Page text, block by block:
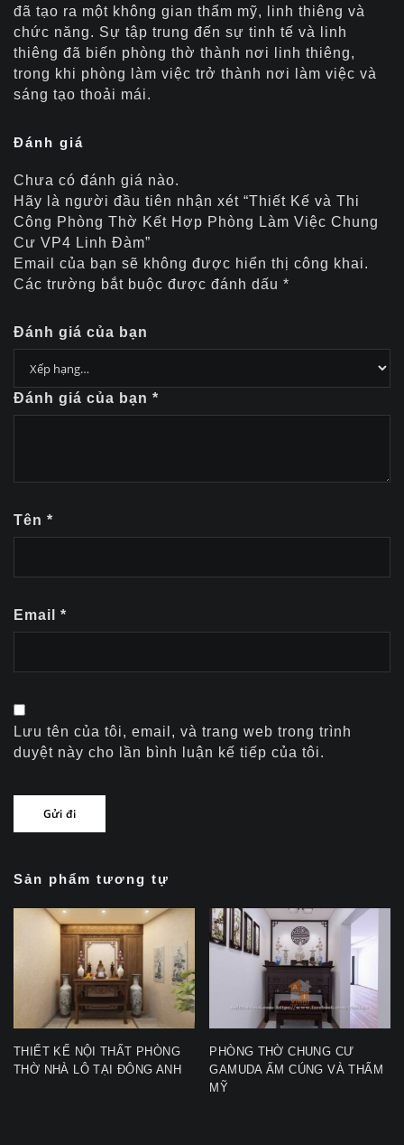
đã tạo ra một không gian thẩm mỹ, linh thiêng và
chức năng. Sự tập trung đến sự tinh tế và linh
thiêng đã biến phòng thờ thành nơi linh thiêng,
trong khi phòng làm việc trở thành nơi làm việc và
sáng tạo thoải mái.
Đánh giá
Chưa có đánh giá nào.
Hãy là người đầu tiên nhận xét “Thiết Kế và Thi
Công Phòng Thờ Kết Hợp Phòng Làm Việc Chung
Cư VP4 Linh Đàm”
Email của bạn sẽ không được hiển thị công khai.
Các trường bắt buộc được đánh dấu *
Đánh giá của bạn
Đánh giá của bạn *
Tên *
Email *
Lưu tên của tôi, email, và trang web trong trình
duyệt này cho lần bình luận kế tiếp của tôi.
Sản phẩm tương tự
THIẾT KẾ NỘI THẤT PHÒNG
THỜ NHÀ LÔ TẠI ĐÔNG ANH
PHÒNG THỜ CHUNG CƯ
GAMUDA ẤM CÚNG VÀ THẨM
MỸ